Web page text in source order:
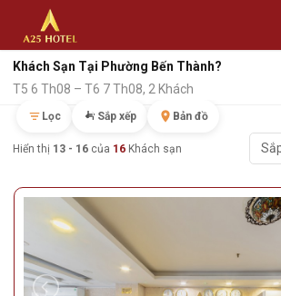
Khách Sạn Tại Phường Bến Thành?
T5 6 Th08 – T6 7 Th08, 2 Khách
Lọc Sắp xếp Bản đồ
Hiển thị 13 - 16 của 16 Khách sạn